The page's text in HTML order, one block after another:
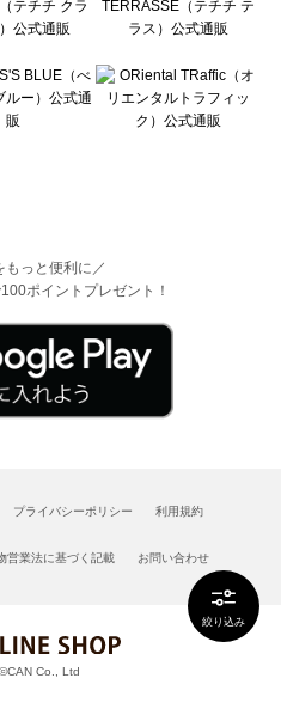
絞り込み
もっと便利に／
ポイントプレゼント！
プライバシーポリシー 利用規約
営業法に基づく記載 お問い合わせ
Co., Ltd